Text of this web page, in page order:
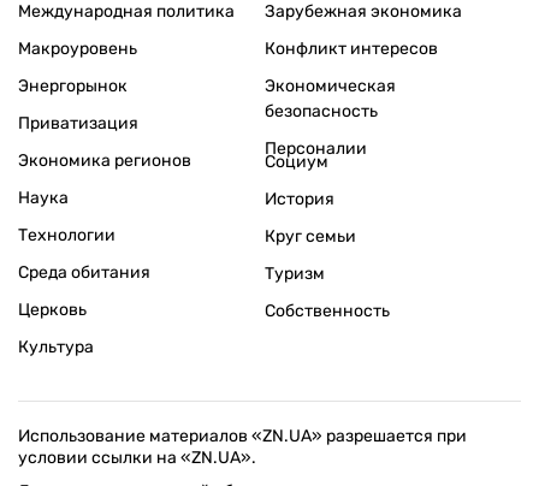
Международная политика
Макроуровень
Энергорынок
Приватизация
Экономика регионов
Зарубежная экономика
Конфликт интересов
Экономическая
безопасность
Персоналии
Наука
Технологии
Среда обитания
Церковь
Культура
Социум
История
Круг семьи
Туризм
Собственность
Использование материалов «ZN.UA» разрешается при
условии ссылки на «ZN.UA».